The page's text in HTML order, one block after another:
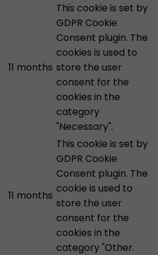
11 months
This cookie is set by
GDPR Cookie
Consent plugin. The
cookies is used to
store the user
consent for the
cookies in the
category
"Necessary".
11 months
This cookie is set by
GDPR Cookie
Consent plugin. The
cookie is used to
store the user
consent for the
cookies in the
category "Other.